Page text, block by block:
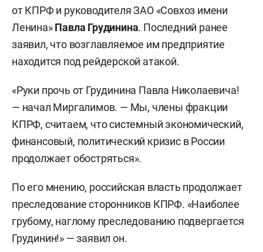
от КПРФ и руководителя ЗАО «Совхоз имени
Ленина»Павла Грудинина. Последний ранее
заявил, что возглавляемое им предприятие
находится под рейдерской атакой.
«Руки прочь от Грудинина Павла Николаевича!
— начал Миргалимов. — Мы, члены фракции
КПРФ, считаем, что системный экономический,
финансовый, политический кризис в России
продолжает обостряться».
По его мнению, российская власть продолжает
преследование сторонников КПРФ. «Наиболее
грубому, наглому преследованию подвергается
Грудинин!» — заявил он.